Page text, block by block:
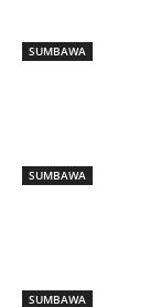
SUMBAWA
SUMBAWA
SUMBAWA